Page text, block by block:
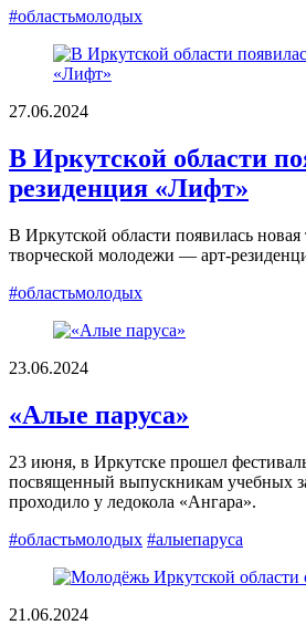
#областьмолодых
27.06.2024
В Иркутской области
резиденция «Лифт»
В Иркутской области появилась
творческой молодежи — арт-
#областьмолодых
23.06.2024
«Алые паруса»
23 июня, в Иркутске прошел
посвященный выпускникам учебных
проходило у ледокола «Ангара».
#областьмолодых #алыепаруса
21.06.2024